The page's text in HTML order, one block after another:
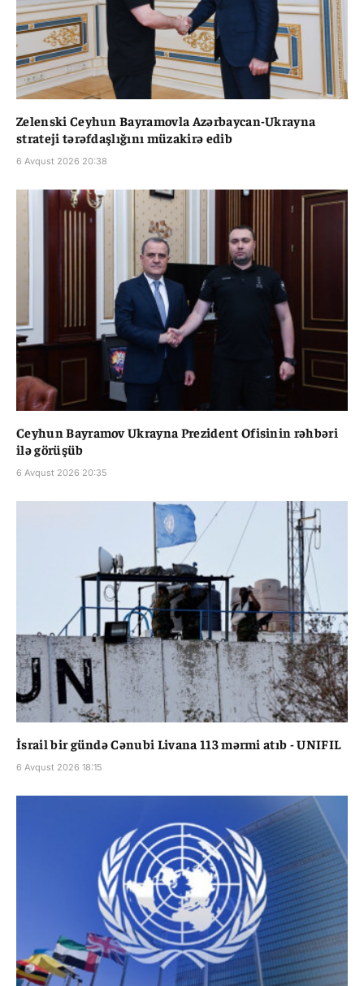
Zelenski Ceyhun Bayramovla Azərbaycan-Ukrayna
strateji tərəfdaşlığını müzakirə edib
6 Avqust 2026 20:38
Ceyhun Bayramov Ukrayna Prezident Ofisinin rəhbəri
ilə görüşüb
6 Avqust 2026 20:35
İsrail bir gündə Cənubi Livana 113 mərmi atıb - UNIFIL
6 Avqust 2026 18:15